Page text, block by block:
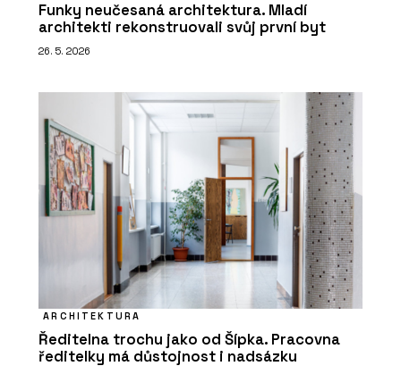
Funky neučesaná architektura. Mladí
architekti rekonstruovali svůj první byt
26. 5. 2026
ARCHITEKTURA
Ředitelna trochu jako od Šípka. Pracovna
ředitelky má důstojnost i nadsázku